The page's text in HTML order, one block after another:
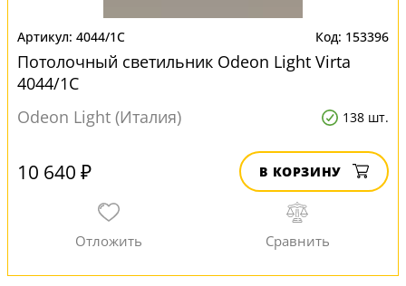
4044/1C 153396
Потолочный светильник Odeon Light Virta
4044/1C
Odeon Light (Италия)
138 шт.
10 640 ₽ В КОРЗИНУ